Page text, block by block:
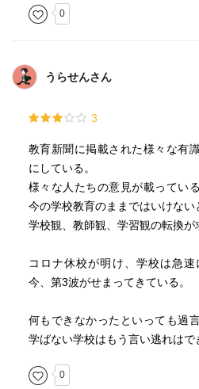
対人スキルの乏しさ
11高橋一也、堀尾美央、正頭英和
グローバルティーチャー賞（バ
高橋レゴ
正頭マインクラフト（英語）
オーストラリアのYouTuber先
12平川理恵
デバイス（端末）
通信手段Wi-Fi環境
13新井紀子
「教育のための科学研究所」
0
うらせんさん
3
教育新聞に掲載された様々な有
にしている。
様々な人たちの意見が載ってい
今の学校教育のままではいけない
学校観、教師観、学習観の転換が
コロナ休校が明け、学校は急
今、第3波がせまってきている。
何もできなかったといっても過
学ばない学校はもう言い逃れはで
0